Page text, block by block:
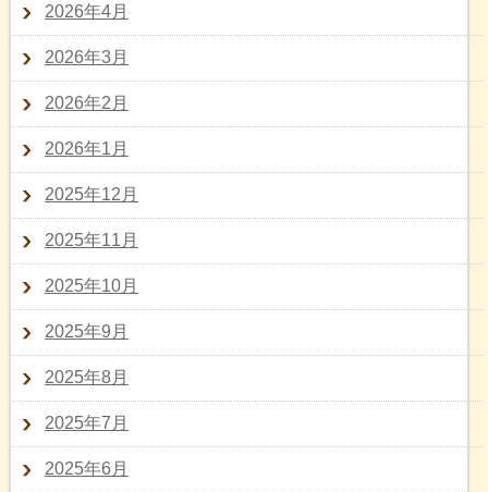
2026年4月
2026年3月
2026年2月
2026年1月
2025年12月
2025年11月
2025年10月
2025年9月
2025年8月
2025年7月
2025年6月